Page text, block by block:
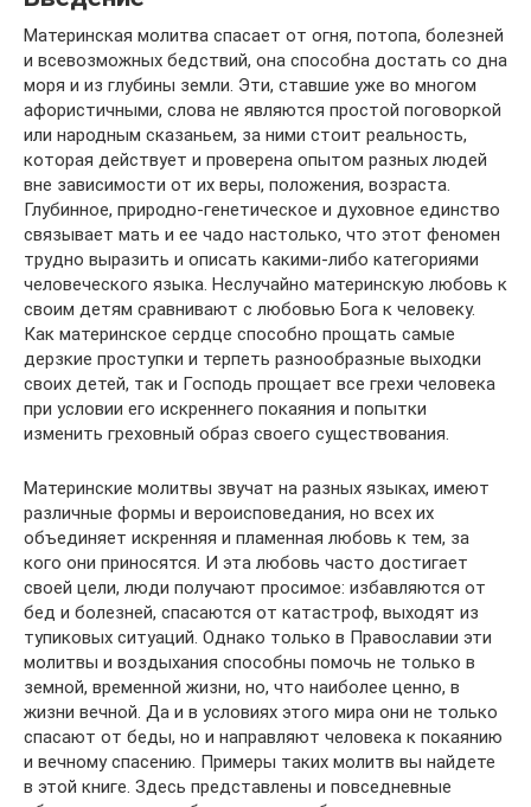
Материнская молитва спасает от огня, потопа, болезней
и всевозможных бедствий, она способна достать со дна
моря и из глубины земли. Эти, ставшие уже во многом
афористичными, слова не являются простой поговоркой
или народным сказаньем, за ними стоит реальность,
которая действует и проверена опытом разных людей
вне зависимости от их веры, положения, возраста.
Глубинное, природно-генетическое и духовное единство
связывает мать и ее чадо настолько, что этот феномен
трудно выразить и описать какими-либо категориями
человеческого языка. Неслучайно материнскую любовь к
своим детям сравнивают с любовью Бога к человеку.
Как материнское сердце способно прощать самые
дерзкие проступки и терпеть разнообразные выходки
своих детей, так и Господь прощает все грехи человека
при условии его искреннего покаяния и попытки
изменить греховный образ своего существования.
Материнские молитвы звучат на разных языках, имеют
различные формы и вероисповедания, но всех их
объединяет искренняя и пламенная любовь к тем, за
кого они приносятся. И эта любовь часто достигает
своей цели, люди получают просимое: избавляются от
бед и болезней, спасаются от катастроф, выходят из
тупиковых ситуаций. Однако только в Православии эти
молитвы и воздыхания способны помочь не только в
земной, временной жизни, но, что наиболее ценно, в
жизни вечной. Да и в условиях этого мира они не только
спасают от беды, но и направляют человека к покаянию
и вечному спасению. Примеры таких молитв вы найдете
в этой книге. Здесь представлены и повседневные